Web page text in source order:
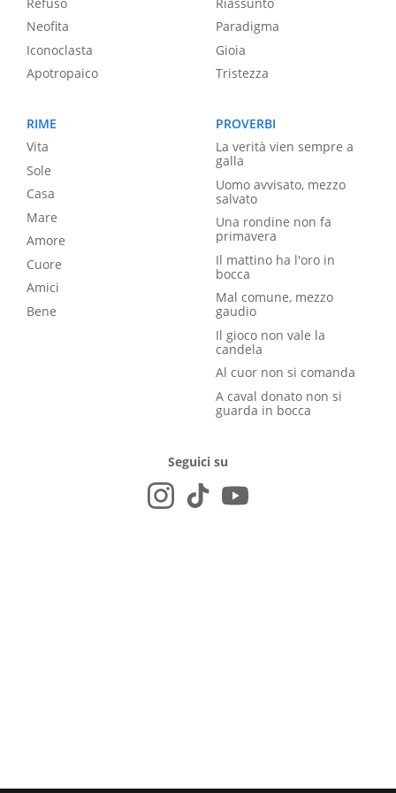
Neofita
Iconoclasta
Apotropaico
Paradigma
Gioia
Tristezza
RIME
Vita
Sole
Casa
Mare
Amore
Cuore
Amici
Bene
PROVERBI
La verità vien sempre a
galla
Uomo avvisato, mezzo
salvato
Una rondine non fa
primavera
Il mattino ha l'oro in
bocca
Mal comune, mezzo
gaudio
Il gioco non vale la
candela
Al cuor non si comanda
A caval donato non si
guarda in bocca
Seguici su